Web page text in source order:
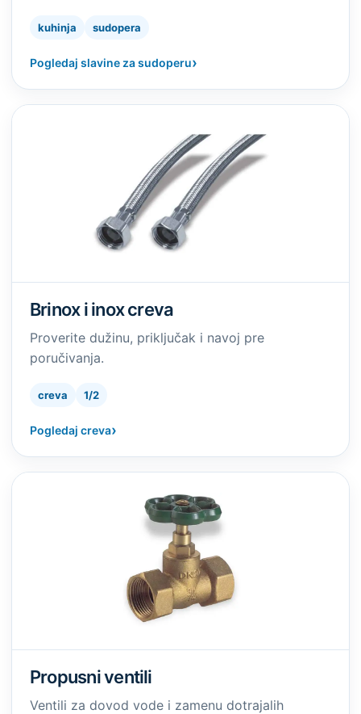
kuhinja sudopera
Pogledaj slavine za sudoperu›
Brinox i inox creva
Proverite dužinu, priključak i navoj pre
poručivanja.
creva 1/2
Pogledaj creva›
Propusni ventili
Ventili za dovod vode i zamenu dotrajalih